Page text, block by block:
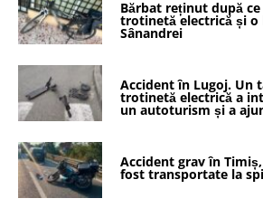
Bărbat reținut după
trotinetă electrică și o
Sânandrei
Accident în Lugoj. Un
trotinetă electrică a
un autoturism și a
Accident grav în
fost transportate la